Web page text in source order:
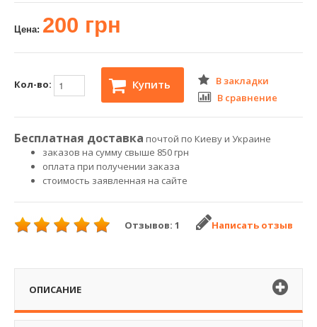
Цена: 200 грн
Кол-во: Купить
В закладки
В сравнение
Бесплатная доставка почтой по Киеву и Украине
заказов на сумму свыше 850 грн
оплата при получении заказа
стоимость заявленная на сайте
Отзывов: 1 Написать отзыв
ОПИСАНИЕ